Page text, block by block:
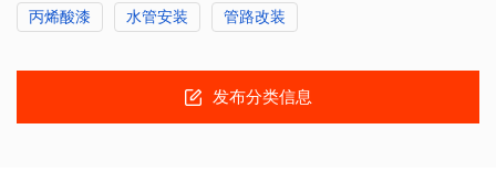
丙烯酸漆 水管安装 管路改装
发布分类信息